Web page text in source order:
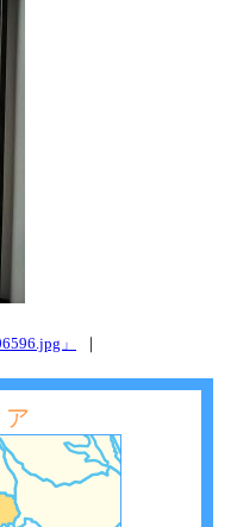
」 ｜
ア